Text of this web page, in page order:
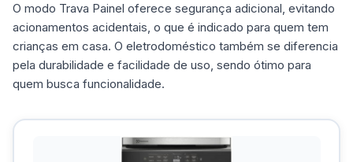
O modo Trava Painel oferece segurança adicional, evitando
acionamentos acidentais, o que é indicado para quem tem
crianças em casa. O eletrodoméstico também se diferencia
pela durabilidade e facilidade de uso, sendo ótimo para
quem busca funcionalidade.